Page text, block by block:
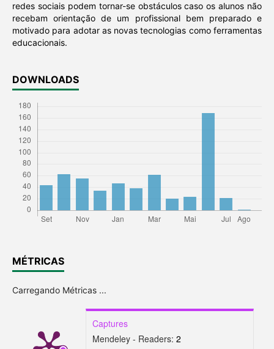
redes sociais podem tornar-se obstáculos caso os alunos não
recebam orientação de um profissional bem preparado e
motivado para adotar as novas tecnologias como ferramentas
educacionais.
DOWNLOADS
MÉTRICAS
Carregando Métricas ...
Captures
Mendeley - Readers: 2